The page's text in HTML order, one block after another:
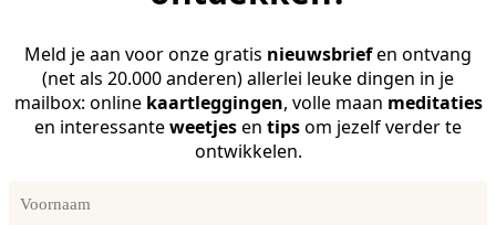
Meld je aan voor onze gratis nieuwsbriefen ontvang
(net als 20.000 anderen) allerlei leuke dingen in je
mailbox: online kaartleggingen, volle maan meditaties
en interessanteweetjesen tipsom jezelf verder te
ontwikkelen.